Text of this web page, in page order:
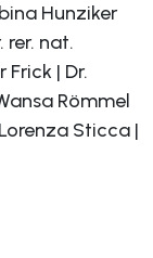
Hunziker
rer. nat.
| Dr.
Römmel
Sticca |